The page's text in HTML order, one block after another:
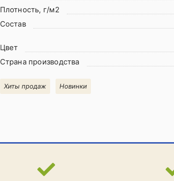
Плотность, г/м2
Состав
Цвет
Страна производства
Хиты продаж Новинки